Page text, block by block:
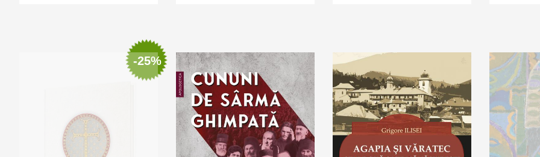
Adaugă în coș Wishlist Adaugă în coș Wishlist
-25%